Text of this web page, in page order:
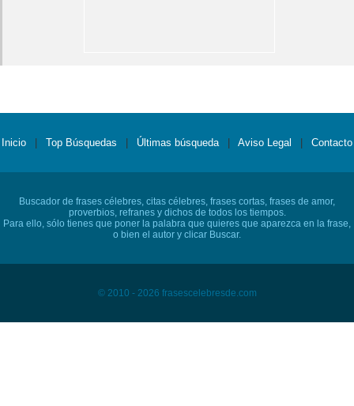
Inicio Top Búsquedas Últimas búsqueda Aviso Legal Contacto
Buscador de frases célebres, citas célebres, frases cortas, frases de amor,
proverbios, refranes y dichos de todos los tiempos.
Para ello, sólo tienes que poner la palabra que quieres que aparezca en la frase,
o bien el autor y clicar Buscar.
© 2010 - 2026 frasescelebresde.com